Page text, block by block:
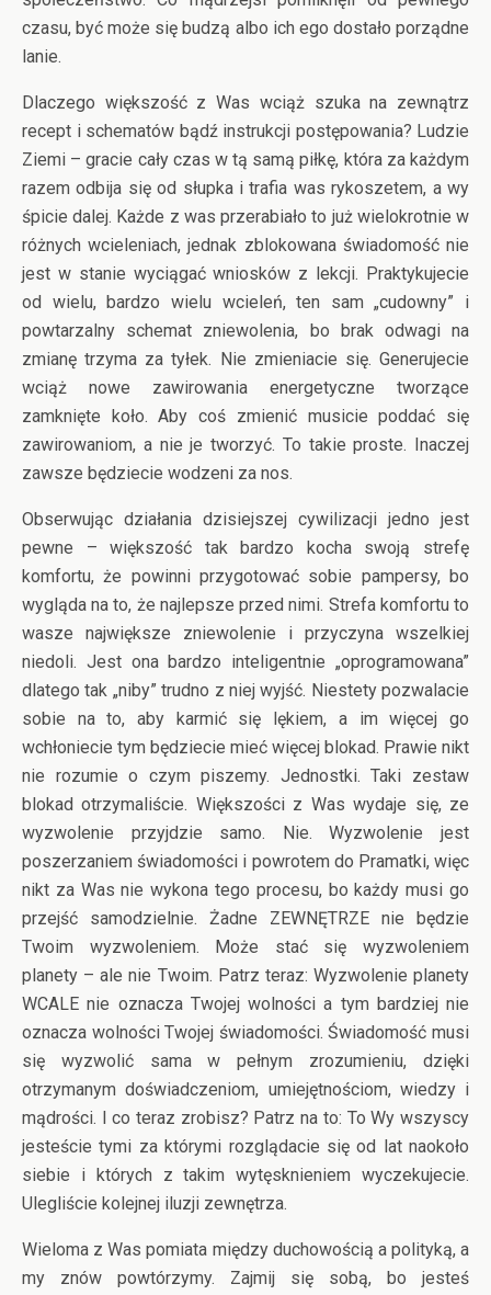
czasu, być może się budzą albo ich ego dostało porządne
lanie.
Dlaczego większość z Was wciąż szuka na zewnątrz
recept i schematów bądź instrukcji postępowania? Ludzie
Ziemi – gracie cały czas w tą samą piłkę, która za każdym
razem odbija się od słupka i trafia was rykoszetem, a wy
śpicie dalej. Każde z was przerabiało to już wielokrotnie w
różnych wcieleniach, jednak zblokowana świadomość nie
jest w stanie wyciągać wniosków z lekcji. Praktykujecie
od wielu, bardzo wielu wcieleń, ten sam „cudowny” i
powtarzalny schemat zniewolenia, bo brak odwagi na
zmianę trzyma za tyłek. Nie zmieniacie się. Generujecie
wciąż nowe zawirowania energetyczne tworzące
zamknięte koło. Aby coś zmienić musicie poddać się
zawirowaniom, a nie je tworzyć. To takie proste. Inaczej
zawsze będziecie wodzeni za nos.
Obserwując działania dzisiejszej cywilizacji jedno jest
pewne – większość tak bardzo kocha swoją strefę
komfortu, że powinni przygotować sobie pampersy, bo
wygląda na to, że najlepsze przed nimi. Strefa komfortu to
wasze największe zniewolenie i przyczyna wszelkiej
niedoli. Jest ona bardzo inteligentnie „oprogramowana”
dlatego tak „niby” trudno z niej wyjść. Niestety pozwalacie
sobie na to, aby karmić się lękiem, a im więcej go
wchłoniecie tym będziecie mieć więcej blokad. Prawie nikt
nie rozumie o czym piszemy. Jednostki. Taki zestaw
blokad otrzymaliście. Większości z Was wydaje się, ze
wyzwolenie przyjdzie samo. Nie. Wyzwolenie jest
poszerzaniem świadomości i powrotem do Pramatki, więc
nikt za Was nie wykona tego procesu, bo każdy musi go
przejść samodzielnie. Żadne ZEWNĘTRZE nie będzie
Twoim wyzwoleniem. Może stać się wyzwoleniem
planety – ale nie Twoim. Patrz teraz: Wyzwolenie planety
WCALE nie oznacza Twojej wolności a tym bardziej nie
oznacza wolności Twojej świadomości. Świadomość musi
się wyzwolić sama w pełnym zrozumieniu, dzięki
otrzymanym doświadczeniom, umiejętnościom, wiedzy i
mądrości. I co teraz zrobisz? Patrz na to: To Wy wszyscy
jesteście tymi za którymi rozglądacie się od lat naokoło
siebie i których z takim wytęsknieniem wyczekujecie.
Ulegliście kolejnej iluzji zewnętrza.
Wieloma z Was pomiata między duchowością a polityką, a
my znów powtórzymy. Zajmij się sobą, bo jesteś